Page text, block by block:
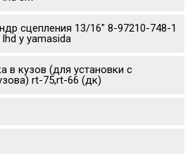
сцепления 13/16" 8-97210-748-1
y yamasida
в кузов (для установки с
rt-75,rt-66 (дк)